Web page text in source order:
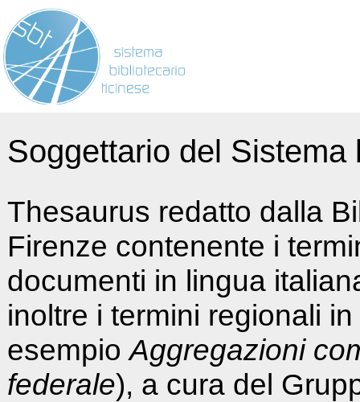
Soggettario del
Thesaurus redatto dalla
Firenze contenente i
documenti in lingua
inoltre i termini regionali
esempioAggregazioni
federale), a cura del